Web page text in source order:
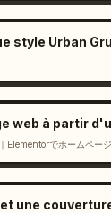
style Urban
Elementorでホームペー